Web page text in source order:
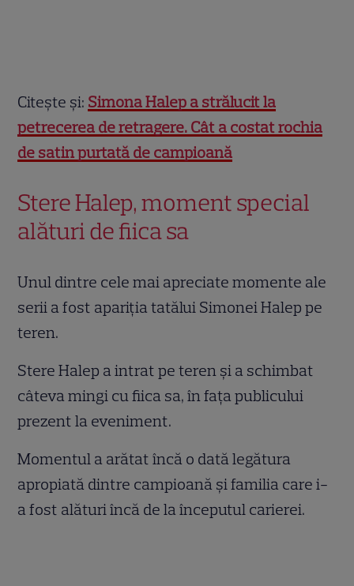
Citește și: Simona Halep a strălucit la
petrecerea de retragere. Cât a costat rochia
de satin purtată de campioană
Stere Halep, moment special
alături de fiica sa
Unul dintre cele mai apreciate momente ale
serii a fost apariția tatălui Simonei Halep pe
teren.
Stere Halep a intrat pe teren și a schimbat
câteva mingi cu fiica sa, în fața publicului
prezent la eveniment.
Momentul a arătat încă o dată legătura
apropiată dintre campioană și familia care i-
a fost alături încă de la începutul carierei.